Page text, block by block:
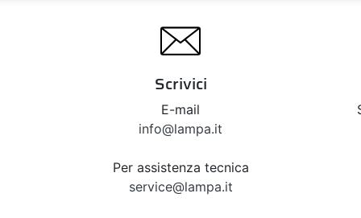
Scrivici
E-mail
info@lampa.it
Per assistenza tecnica
service@lampa.it